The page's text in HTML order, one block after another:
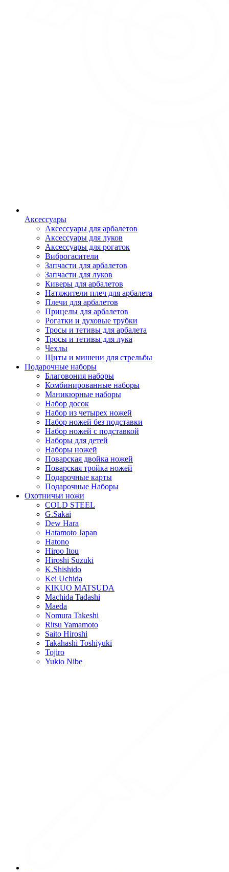
Аксессуары
Аксессуары для арбалетов
Аксессуары для луков
Аксессуары для рогаток
Виброгасители
Запчасти для арбалетов
Запчасти для луков
Киверы для арбалетов
Натяжители плеч для арбалета
Плечи для арбалетов
Прицелы для арбалетов
Рогатки и духовые трубки
Тросы и тетивы для арбалета
Тросы и тетивы для лука
Чехлы
Щиты и мишени для стрельбы
Подарочные наборы
Благовония наборы
Комбинированные наборы
Маникюрные наборы
Набор досок
Набор из четырех ножей
Набор ножей без подставки
Набор ножей с подставкой
Наборы для детей
Наборы ножей
Поварская двойка ножей
Поварская тройка ножей
Подарочные карты
Подарочные Наборы
Охотничьи ножи
COLD STEEL
G.Sakai
Dew Hara
Hatamoto Japan
Hatono
Hiroo Itou
Hiroshi Suzuki
K.Shishido
Kei Uchida
KIKUO MATSUDA
Machida Tadashi
Maeda
Nomura Takeshi
Ritsu Yamamoto
Saito Hiroshi
Takahashi Toshiyuki
Tojiro
Yukio Nibe